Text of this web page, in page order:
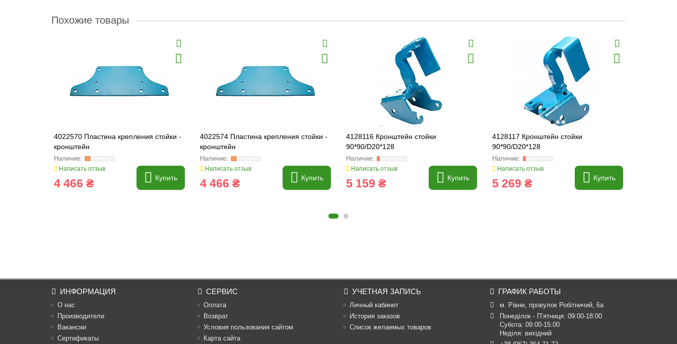
Похожие товары
4022570 Пластина крепления стойки -
кронштейн
Написать отзыв
4 466 ₴ Купить
4022574 Пластина крепления стойки -
кронштейн
Написать отзыв
4 466 ₴ Купить
4128116 Кронштейн стойки
90*90/D20*128
Написать отзыв
5 159 ₴ Купить
4128117 Кронштейн стойки
90*90/D20*128
Написать отзыв
5 269 ₴ Купить
ИНФОРМАЦИЯ
О нас
Производители
Вакансии
Cертификаты
СЕРВИС
Оплата
Возврат
Условия пользования сайтом
Карта сайта
УЧЕТНАЯ ЗАПИСЬ
Личный кабинет
История заказов
Список желаемых товаров
ГРАФИК РАБОТЫ
м. Рівне, провулок Робітничий, 6а
Понеділок - П’ятниця: 09:00-18:00
Субота: 09:00-15:00
Неділя: вихідний